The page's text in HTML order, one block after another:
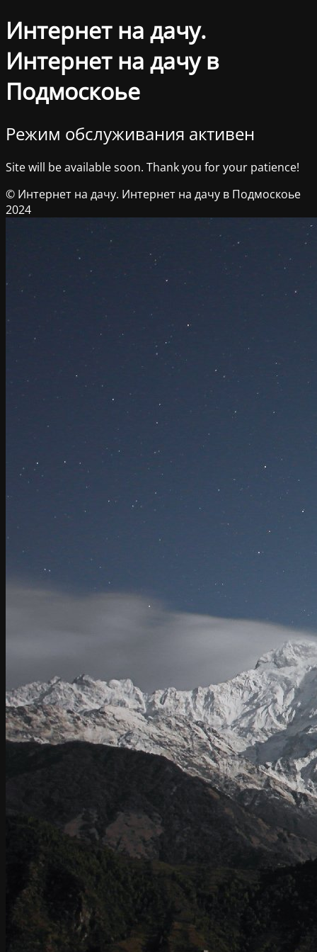
Интернет на дачу.
Интернет на дачу в
Подмоскоье
Режим обслуживания активен
Site will be available soon. Thank you for your patience!
© Интернет на дачу. Интернет на дачу в Подмоскоье
2024